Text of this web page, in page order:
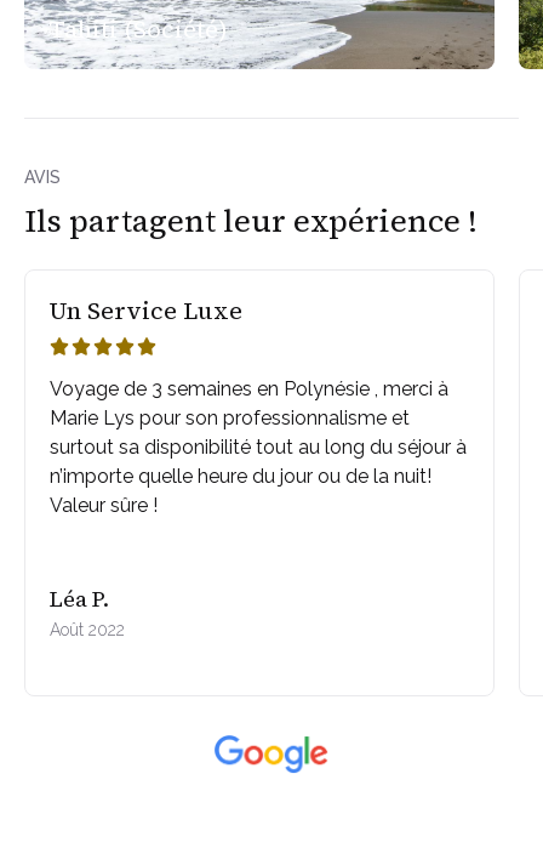
Tahiti (Société)
AVIS
Ils partagent leur expérience !
Un Service Luxe

Voyage de 3 semaines en Polynésie , merci à
Marie Lys pour son professionnalisme et
surtout sa disponibilité tout au long du séjour à
n’importe quelle heure du jour ou de la nuit!
Valeur sûre !
Léa P.
Août 2022